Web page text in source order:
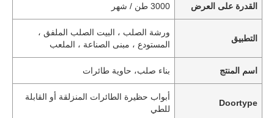
القدرة على العرض 3000 طن / شهر
التطبيق
ورشة الصلب ، البيت الصلب الملفق ،
المستودع ، مبنى الصناعة ، الملعب
اسم المنتج بناء صلب، حاوية طائرات
Doortype
أبواب حظيرة الطائرات المنزلقة أو القابلة
للطي